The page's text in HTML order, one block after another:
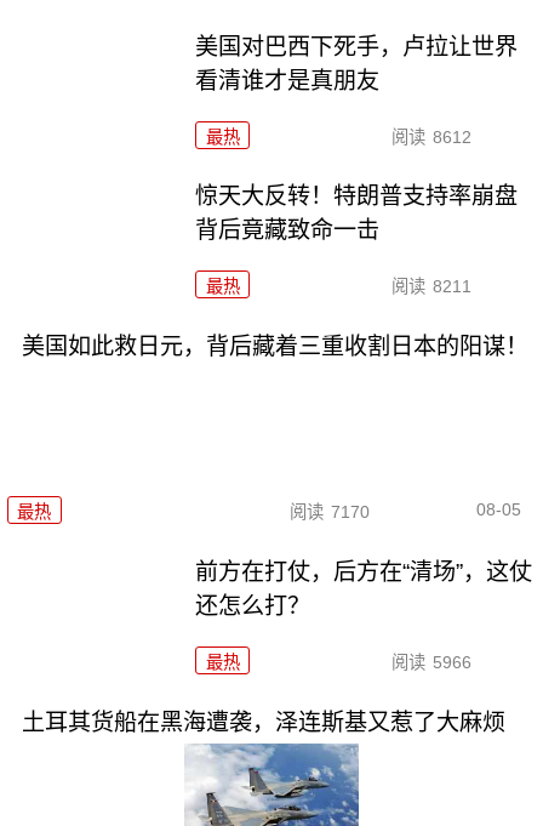
美国对巴西下死手，卢拉让世界
看清谁才是真朋友
最热 阅读 8612
惊天大反转！特朗普支持率崩盘
背后竟藏致命一击
最热 阅读 8211
美国如此救日元，背后藏着三重收割日本的阳谋！
最热 阅读 7170 08-05
前方在打仗，后方在“清场”，这仗
还怎么打？
最热 阅读 5966
土耳其货船在黑海遭袭，泽连斯基又惹了大麻烦